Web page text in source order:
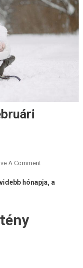
A CommentOn
Lenyűgöző
hónapja, a